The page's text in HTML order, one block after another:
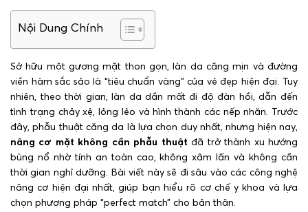
Nội Dung Chính
Sở hữu một gương mặt thon gọn, làn da căng mịn và đường
viền hàm sắc sảo là “tiêu chuẩn vàng” của vẻ đẹp hiện đại. Tuy
nhiên, theo thời gian, làn da dần mất đi độ đàn hồi, dẫn đến
tình trạng chảy xệ, lỏng lẻo và hình thành các nếp nhăn. Trước
đây, phẫu thuật căng da là lựa chọn duy nhất, nhưng hiện nay,
nâng cơ mặt không cần phẫu thuật đã trở thành xu hướng
bùng nổ nhờ tính an toàn cao, không xâm lấn và không cần
thời gian nghỉ dưỡng. Bài viết này sẽ đi sâu vào các công nghệ
nâng cơ hiện đại nhất, giúp bạn hiểu rõ cơ chế y khoa và lựa
chọn phương pháp “perfect match” cho bản thân.